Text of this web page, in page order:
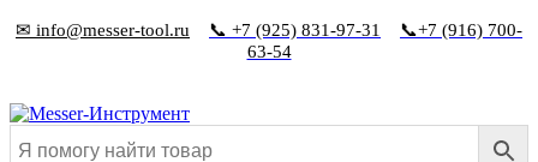
✉ info@messer-tool.ru 📞 +7 (925) 831-97-31
📞+7 (916) 700-
63-54